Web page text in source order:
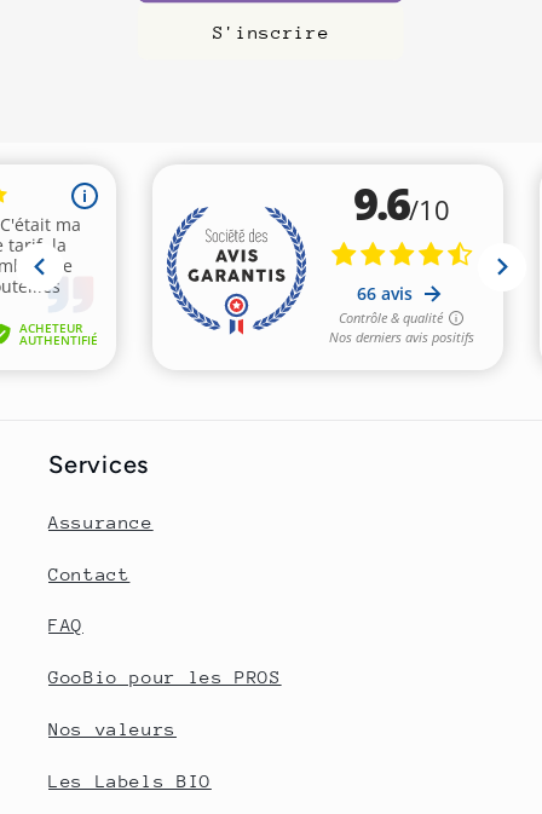
S'inscrire
Services
Assurance
Contact
FAQ
GooBio pour les PROS
Nos valeurs
Les Labels BIO